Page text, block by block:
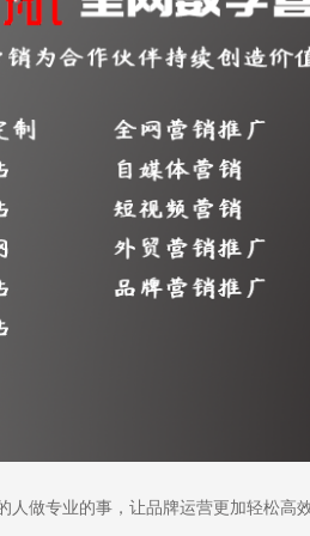
做专业的事，让品牌运营更加轻松高